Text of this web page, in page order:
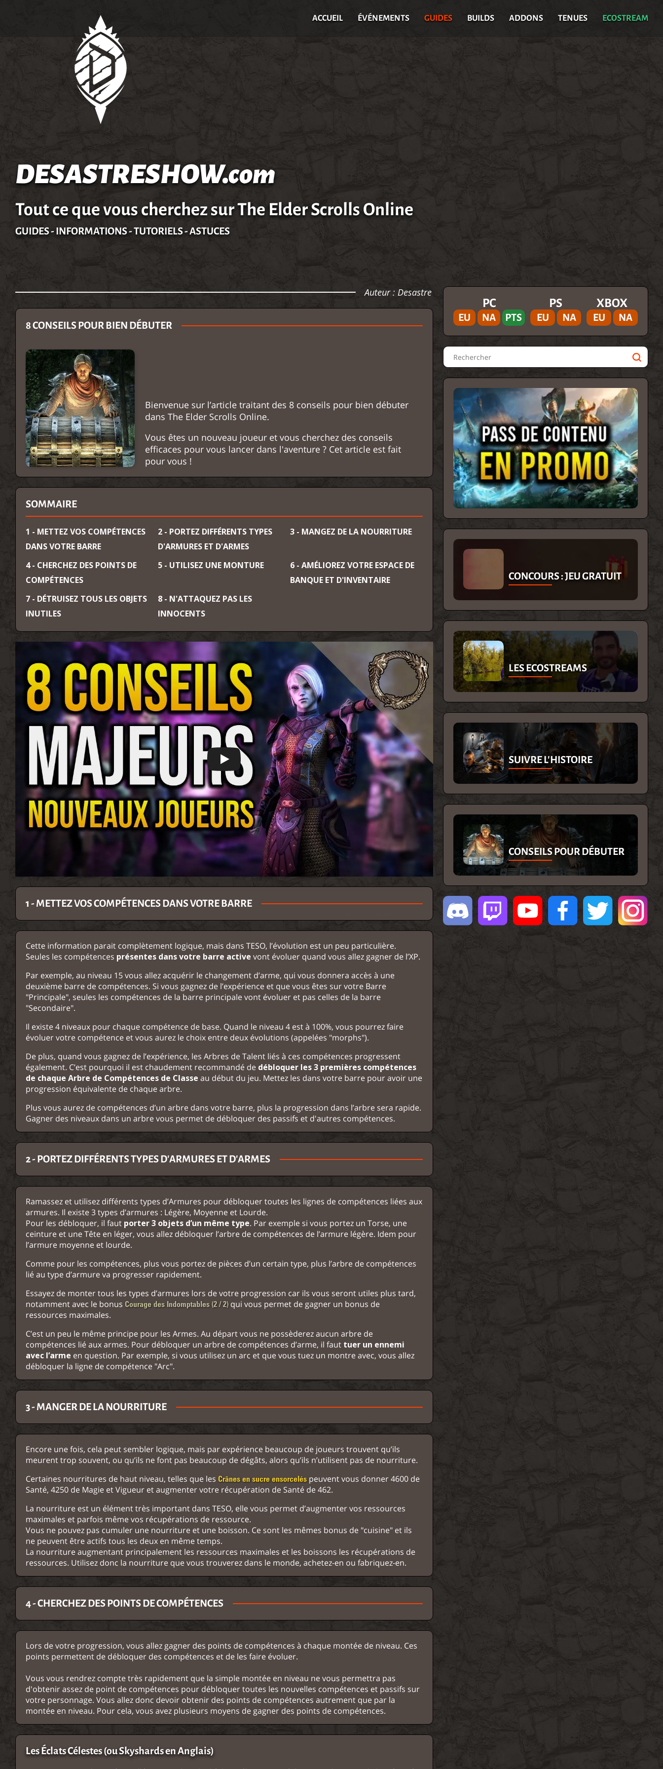
ACCUEIL ÉVÉNEMENTS GUIDES BUILDS ADDONS TENUES ECOSTREAM
DESASTRESHOW.com
Tout ce que vous cherchez sur The Elder Scrolls Online
GUIDES - INFORMATIONS - TUTORIELS - ASTUCES
Auteur : Desastre
8 CONSEILS POUR BIEN DÉBUTER
Bienvenue sur l’article traitant des 8 conseils pour bien débuter
dans The Elder Scrolls Online.
Vous êtes un nouveau joueur et vous cherchez des conseils
efficaces pour vous lancer dans l'aventure ? Cet article est fait
pour vous !
SOMMAIRE
1 - METTEZ VOS COMPÉTENCES
DANS VOTRE BARRE
2 - PORTEZ DIFFÉRENTS TYPES
D'ARMURES ET D'ARMES
3 - MANGEZ DE LA NOURRITURE
4 - CHERCHEZ DES POINTS DE
COMPÉTENCES
5 - UTILISEZ UNE MONTURE
6 - AMÉLIOREZ VOTRE ESPACE DE
BANQUE ET D'INVENTAIRE
7 - DÉTRUISEZ TOUS LES OBJETS
INUTILES
8 - N'ATTAQUEZ PAS LES
INNOCENTS
1 - METTEZ VOS COMPÉTENCES DANS VOTRE BARRE
Cette information parait complètement logique, mais dans TESO, l’évolution est un peu particulière.
Seules les compétences présentes dans votre barre active vont évoluer quand vous allez gagner de l’XP.
Par exemple, au niveau 15 vous allez acquérir le changement d’arme, qui vous donnera accès à une
deuxième barre de compétences. Si vous gagnez de l’expérience et que vous êtes sur votre Barre
"Principale", seules les compétences de la barre principale vont évoluer et pas celles de la barre
"Secondaire".
Il existe 4 niveaux pour chaque compétence de base. Quand le niveau 4 est à 100%, vous pourrez faire
évoluer votre compétence et vous aurez le choix entre deux évolutions (appelées "morphs").
De plus, quand vous gagnez de l’expérience, les Arbres de Talent liés à ces compétences progressent
également. C’est pourquoi il est chaudement recommandé de débloquer les 3 premières compétences
de chaque Arbre de Compétences de Classe au début du jeu. Mettez les dans votre barre pour avoir une
progression équivalente de chaque arbre.
Plus vous aurez de compétences d’un arbre dans votre barre, plus la progression dans l’arbre sera rapide.
Gagner des niveaux dans un arbre vous permet de débloquer des passifs et d'autres compétences.
2 - PORTEZ DIFFÉRENTS TYPES D'ARMURES ET D'ARMES
Ramassez et utilisez différents types d’Armures pour débloquer toutes les lignes de compétences liées aux
armures. Il existe 3 types d’armures : Légère, Moyenne et Lourde.
Pour les débloquer, il faut porter 3 objets d’un même type. Par exemple si vous portez un Torse, une
ceinture et une Tête en léger, vous allez débloquer l’arbre de compétences de l’armure légère. Idem pour
l’armure moyenne et lourde.
Comme pour les compétences, plus vous portez de pièces d’un certain type, plus l’arbre de compétences
lié au type d’armure va progresser rapidement.
Essayez de monter tous les types d’armures lors de votre progression car ils vous seront utiles plus tard,
notamment avec le bonus Courage des Indomptables (2 / 2)qui vous permet de gagner un bonus de
ressources maximales.
C’est un peu le même principe pour les Armes. Au départ vous ne possèderez aucun arbre de
compétences lié aux armes. Pour débloquer un arbre de compétences d’arme, il faut tuer un ennemi
avec l’arme en question. Par exemple, si vous utilisez un arc et que vous tuez un montre avec, vous allez
débloquer la ligne de compétence "Arc".
3 - MANGER DE LA NOURRITURE
Encore une fois, cela peut sembler logique, mais par expérience beaucoup de joueurs trouvent qu’ils
meurent trop souvent, ou qu’ils ne font pas beaucoup de dégâts, alors qu’ils n’utilisent pas de nourriture.
Certaines nourritures de haut niveau, telles que les Crânes en sucre ensorceléspeuvent vous donner 4600 de
Santé, 4250 de Magie et Vigueur et augmenter votre récupération de Santé de 462.
La nourriture est un élément très important dans TESO, elle vous permet d’augmenter vos ressources
maximales et parfois même vos récupérations de ressource.
Vous ne pouvez pas cumuler une nourriture et une boisson. Ce sont les mêmes bonus de "cuisine" et ils
ne peuvent être actifs tous les deux en même temps.
La nourriture augmentant principalement les ressources maximales et les boissons les récupérations de
ressources. Utilisez donc la nourriture que vous trouverez dans le monde, achetez-en ou fabriquez-en.
4 - CHERCHEZ DES POINTS DE COMPÉTENCES
Lors de votre progression, vous allez gagner des points de compétences à chaque montée de niveau. Ces
points permettent de débloquer des compétences et de les faire évoluer.
Vous vous rendrez compte très rapidement que la simple montée en niveau ne vous permettra pas
d'obtenir assez de point de compétences pour débloquer toutes les nouvelles compétences et passifs sur
votre personnage. Vous allez donc devoir obtenir des points de compétences autrement que par la
montée en niveau. Pour cela, vous avez plusieurs moyens de gagner des points de compétences.
Les Éclats Célestes (ou Skyshards en Anglais)
PC
EU NA PTS
PS
EU NA
XBOX
EU NA
Rechercher
CONCOURS : JEU GRATUIT
LES ECOSTREAMS
SUIVRE L'HISTOIRE
CONSEILS POUR DÉBUTER